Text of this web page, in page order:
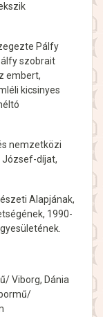
Pálfy
szobrait
embert,
kicsinyes
nemzetközi
József-díjat,
Alapjának,
1990-
Viborg, Dánia